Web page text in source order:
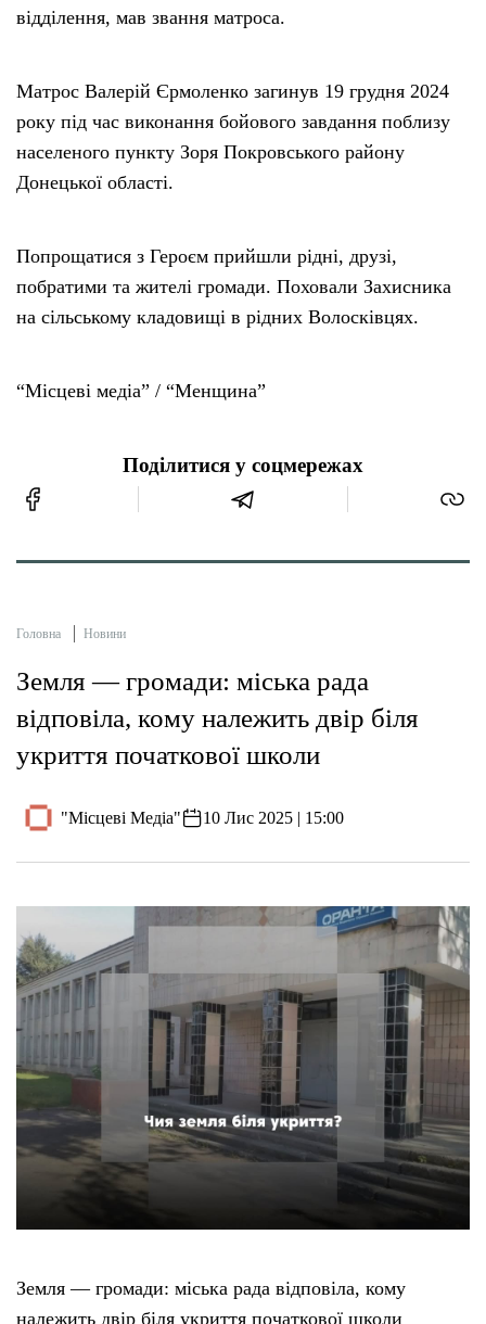
відділення, мав звання матроса.
Матрос Валерій Єрмоленко загинув 19 грудня 2024
року під час виконання бойового завдання поблизу
населеного пункту Зоря Покровського району
Донецької області.
Попрощатися з Героєм прийшли рідні, друзі,
побратими та жителі громади. Поховали Захисника
на сільському кладовищі в рідних Волосківцях.
“Місцеві медіа” / “Менщина”
Поділитися у соцмережах
Головна Новини
Земля — громади: міська рада
відповіла, кому належить двір біля
укриття початкової школи
"Місцеві Медіа" 10 Лис 2025 | 15:00
Земля — громади: міська рада відповіла, кому
належить двір біля укриття початкової школи